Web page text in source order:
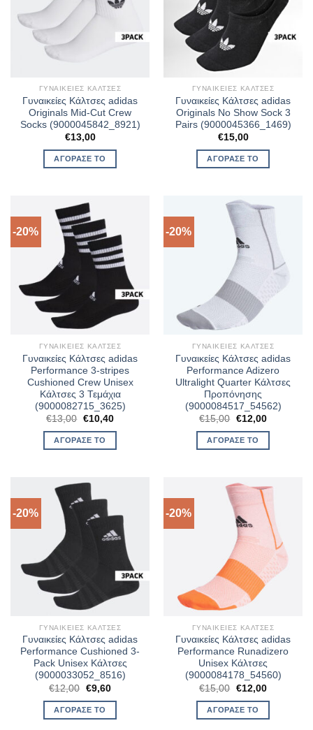
ΓΥΝΑΙΚΕΊΕΣ ΚΆΛΤΣΕΣ
Γυναικείες Κάλτσες adidas
Originals Mid-Cut Crew
Socks (9000045842_8921)
€13,00
ΑΓΌΡΑΣΈ ΤΟ
ΓΥΝΑΙΚΕΊΕΣ ΚΆΛΤΣΕΣ
Γυναικείες Κάλτσες adidas
Originals No Show Sock 3
Pairs (9000045366_1469)
€15,00
ΑΓΌΡΑΣΈ ΤΟ
-20%
ΓΥΝΑΙΚΕΊΕΣ ΚΆΛΤΣΕΣ
Γυναικείες Κάλτσες adidas
Performance 3-stripes
Cushioned Crew Unisex
Κάλτσες 3 Τεμάχια
(9000082715_3625)
€13,00 Original
was:
€13,00.
€10,40Η
ΑΓΌΡΑΣΈ ΤΟ
-20%
ΓΥΝΑΙΚΕΊΕΣ ΚΆΛΤΣΕΣ
Γυναικείες Κάλτσες adidas
Performance Adizero
Ultralight Quarter Κάλτσες
Προπόνησης
(9000084517_54562)
€15,00 Original
was:
€15,00.
€12,00Η
ΑΓΌΡΑΣΈ ΤΟ
-20%
ΓΥΝΑΙΚΕΊΕΣ ΚΆΛΤΣΕΣ
Γυναικείες Κάλτσες adidas
Performance Cushioned 3-
Pack Unisex Κάλτσες
(9000033052_8516)
€12,00 Original
price
was:
€12,00.
€9,60Η
τιμή
ΑΓΌΡΑΣΈ ΤΟ
-20%
ΓΥΝΑΙΚΕΊΕΣ ΚΆΛΤΣΕΣ
Γυναικείες Κάλτσες adidas
Performance Runadizero
Unisex Κάλτσες
(9000084178_54560)
€15,00 Original
price
was:
€15,00.
€12,00Η
τιμή
ΑΓΌΡΑΣΈ ΤΟ